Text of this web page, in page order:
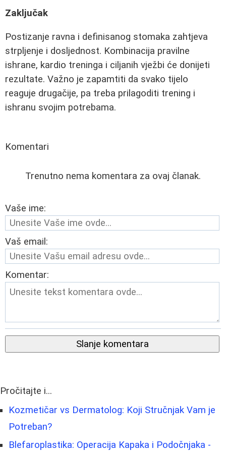
Zaključak
Postizanje ravna i definisanog stomaka zahtjeva
strpljenje i dosljednost. Kombinacija pravilne
ishrane, kardio treninga i ciljanih vježbi će donijeti
rezultate. Važno je zapamtiti da svako tijelo
reaguje drugačije, pa treba prilagoditi trening i
ishranu svojim potrebama.
Komentari
Trenutno nema komentara za ovaj članak.
Vaše ime:
Vaš email:
Komentar:
Slanje komentara
Pročitajte i...
Kozmetičar vs Dermatolog: Koji Stručnjak Vam je
Potreban?
Blefaroplastika: Operacija Kapaka i Podočnjaka -